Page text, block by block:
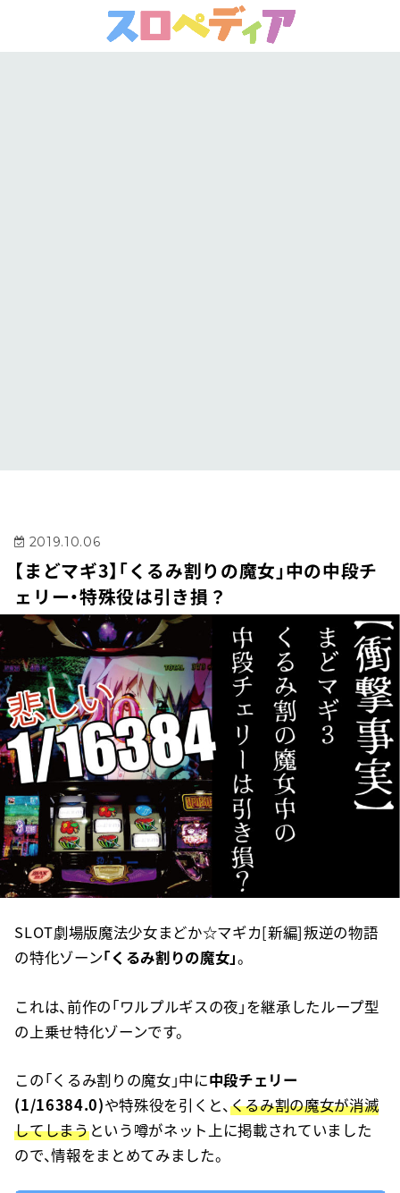
2019.10.06
【まどマギ3】「くるみ割りの魔女」中の中段チ
ェリー・特殊役は引き損？
SLOT劇場版魔法少女まどか☆マギカ[新編]叛逆の物語
の特化ゾーン「くるみ割りの魔女」。
これは、前作の「ワルプルギスの夜」を継承したループ型
の上乗せ特化ゾーンです。
この「くるみ割りの魔女」中に中段チェリー
(1/16384.0)や特殊役を引くと、くるみ割の魔女が消滅
してしまうという噂がネット上に掲載されていました
ので、情報をまとめてみました。